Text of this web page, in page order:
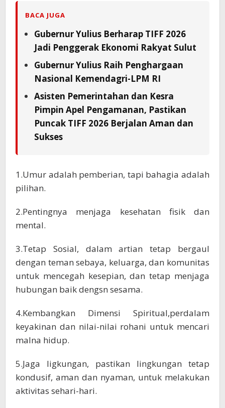
BACA JUGA
Gubernur Yulius Berharap TIFF 2026
Jadi Penggerak Ekonomi Rakyat Sulut
Gubernur Yulius Raih Penghargaan
Nasional Kemendagri-LPM RI
Asisten Pemerintahan dan Kesra
Pimpin Apel Pengamanan, Pastikan
Puncak TIFF 2026 Berjalan Aman dan
Sukses
1.Umur adalah pemberian, tapi bahagia adalah
pilihan.
2.Pentingnya menjaga kesehatan fisik dan
mental.
3.Tetap Sosial, dalam artian tetap bergaul
dengan teman sebaya, keluarga, dan komunitas
untuk mencegah kesepian, dan tetap menjaga
hubungan baik dengsn sesama.
4.Kembangkan Dimensi Spiritual,perdalam
keyakinan dan nilai-nilai rohani untuk mencari
malna hidup.
5.Jaga ligkungan, pastikan lingkungan tetap
kondusif, aman dan nyaman, untuk melakukan
aktivitas sehari-hari.